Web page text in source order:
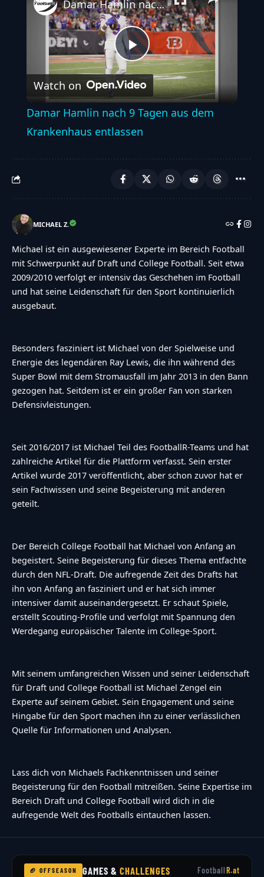
Play
Video
Damar Hamlin nach 9 Tagen aus dem Krankenhaus entlassen
Watch on
Damar Hamlin nach 9 Tagen aus dem
Krankenhaus entlassen
MICHAEL Z.
Michael ist ein ausgewiesener Experte im Bereich Football
mit Schwerpunkt auf Draft und College Football. Seit etwa
2009/2010 verfolgt er intensiv das Geschehen im Football
und hat seine Leidenschaft für den Sport kontinuierlich
ausgebaut.
Besonders fasziniert ist Michael von der Spielweise und
Energie des legendären Ray Lewis, die ihn während des
Super Bowl mit dem Stromausfall im Jahr 2013 in den Bann
gezogen hat. Seitdem ist er ein großer Fan von starken
Defensivleistungen.
Seit 2016/2017 ist Michael Teil des FootballR-Teams und hat
zahlreiche Artikel für die Plattform verfasst. Sein erster
Artikel wurde 2017 veröffentlicht, aber schon zuvor hat er
sein Fachwissen und seine Begeisterung mit anderen
geteilt.
Der Bereich College Football hat Michael von Anfang an
begeistert. Seine Begeisterung für dieses Thema entfachte
durch den NFL-Draft. Die aufregende Zeit des Drafts hat
ihn von Anfang an fasziniert und er hat sich immer
intensiver damit auseinandergesetzt. Er schaut Spiele,
erstellt Scouting-Profile und verfolgt mit Spannung den
Werdegang europäischer Talente im College-Sport.
Mit seinem umfangreichen Wissen und seiner Leidenschaft
für Draft und College Football ist Michael Zengel ein
Experte auf seinem Gebiet. Sein Engagement und seine
Hingabe für den Sport machen ihn zu einer verlässlichen
Quelle für Informationen und Analysen.
Lass dich von Michaels Fachkenntnissen und seiner
Begeisterung für den Football mitreißen. Seine Expertise im
Bereich Draft und College Football wird dich in die
aufregende Welt des Footballs eintauchen lassen.
🏈 OFFSEASON GAMES &CHALLENGES Football R.at